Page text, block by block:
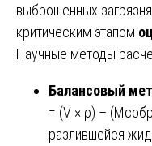
выброшенных
критическим этапом
Научные методы
Балансовый
= (V × ρ) –
разлившейся